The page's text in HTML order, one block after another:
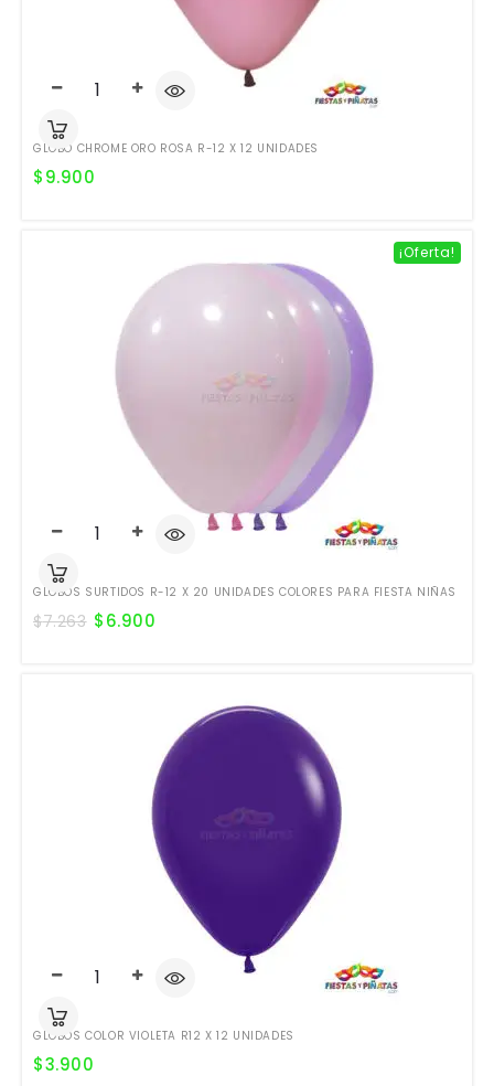
GLOBO CHROME ORO ROSA R-12 X 12 UNIDADES
$9.900
¡Oferta!
GLOBOS SURTIDOS R-12 X 20 UNIDADES COLORES PARA FIESTA NIÑAS
$7.263 $6.900
GLOBOS COLOR VIOLETA R12 X 12 UNIDADES
$3.900